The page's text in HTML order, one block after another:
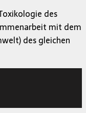
des
mit dem
des gleichen